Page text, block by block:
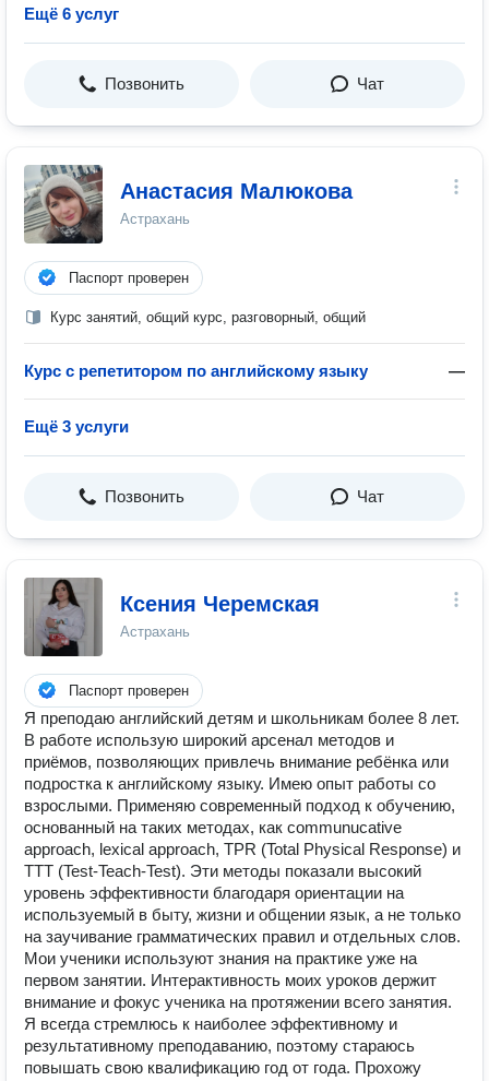
Ещё 6 услуг
Позвонить Чат
Анастасия Малюкова
Астрахань
Паспорт проверен
Курс занятий, общий курс, разговорный, общий
Курс с репетитором по английскому языку —
Ещё 3 услуги
Позвонить Чат
Ксения Черемская
Астрахань
Паспорт проверен
Я преподаю английский детям и школьникам более 8 лет.
В работе использую широкий арсенал методов и
приёмов, позволяющих привлечь внимание ребёнка или
подростка к английскому языку. Имею опыт работы со
взрослыми. Применяю современный подход к обучению,
основанный на таких методах, как communucative
approach, lexical approach, TPR (Total Physical Response) и
TTT (Test-Teach-Test). Эти методы показали высокий
уровень эффективности благодаря ориентации на
используемый в быту, жизни и общении язык, а не только
на заучивание грамматических правил и отдельных слов.
Мои ученики используют знания на практике уже на
первом занятии. Интерактивность моих уроков держит
внимание и фокус ученика на протяжении всего занятия.
Я всегда стремлюсь к наиболее эффективному и
результативному преподаванию, поэтому стараюсь
повышать свою квалификацию год от года. Прохожу